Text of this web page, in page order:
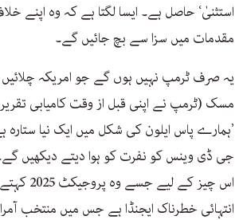
استثنیٰ‘ حاصل ہے۔ ایسا لگتا ہے کہ وہ اپنے
مقدمات میں سزا سے بچ جائیں گے۔
یہ صرف ٹرمپ نہیں ہوں گے جو امریکہ چلائیں
مسک (ٹرمپ نے اپنی قبل از وقت کامیابی
’ہمارے پاس ایلون کی شکل میں ایک نیا ستارہ
جی ڈی وینس کو نفرت کو ہوا دیتے دیکھیں گے۔
اس چیز کے
انتہائی خطرناک ایجنڈا ہے جس میں منتخب